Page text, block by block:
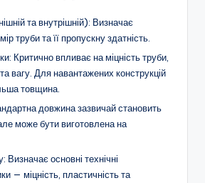
та внутрішній): Визначає
труби та її пропускну здатність.
Критично впливає на міцність труби,
та вагу. Для навантажених конструкцій
товщина.
довжина зазвичай становить
може бути виготовлена на
Визначає основні технічні
— міцність, пластичність та